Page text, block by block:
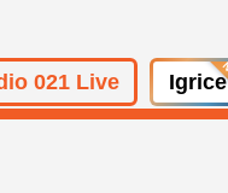
021 Live Igrice